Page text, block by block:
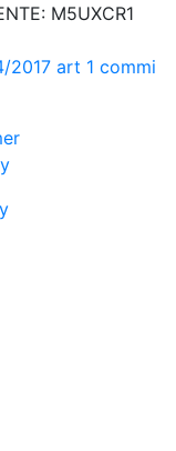
M5UXCR1
2017 art 1 commi